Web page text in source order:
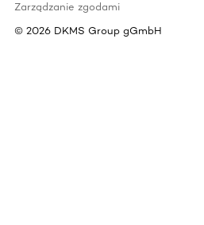
Zarządzanie zgodami
© 2026 DKMS Group gGmbH